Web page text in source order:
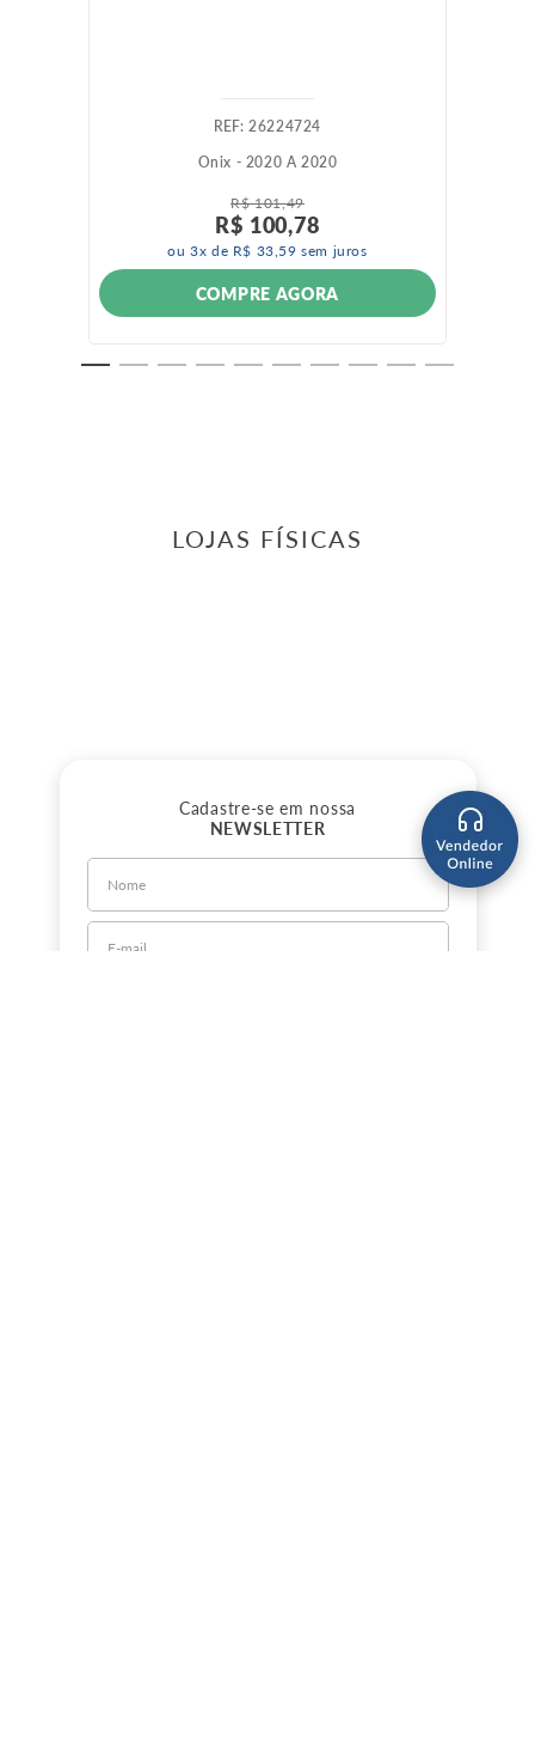
:26224724
Onix - 2020 A 2020
R$ 101,49
R$ 100,78
ou3x de R$ 33,59 sem juros
COMPRE AGORA
LOJAS FÍSICAS
Cadastre-se em nossa
NEWSLETTER